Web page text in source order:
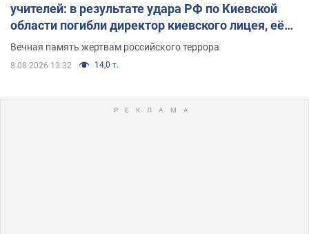
учителей: в результате удара РФ по Киевской
области погибли директор киевского лицея, её
муж и внук
Вечная память жертвам российского террора
8.08.2026 13:32 14,0 т.